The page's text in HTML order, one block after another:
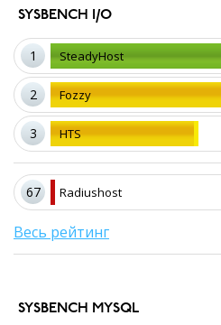
SYSBENCH I/O
1 SteadyHost
2 Fozzy
3 HTS
67 Radiushost
Весь рейтинг
SYSBENCH MYSQL